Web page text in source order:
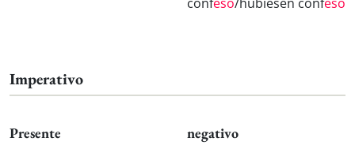
Imperativo
Presente negativo